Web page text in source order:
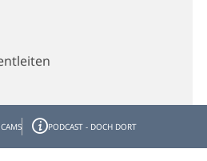
PODCAST - DOCH DORT